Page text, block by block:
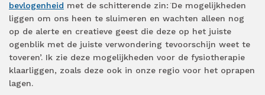
bevlogenheid met de schitterende zin: ̈De mogelijkheden
liggen om ons heen te sluimeren en wachten alleen nog
op de alerte en creatieve geest die deze op het juiste
ogenblik met de juiste verwondering tevoorschijn weet te
toveren’. Ik zie deze mogelijkheden voor de fysiotherapie
klaarliggen, zoals deze ook in onze regio voor het oprapen
lagen.